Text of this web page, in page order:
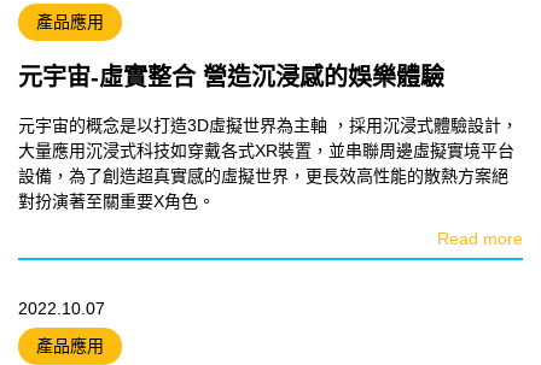
產品應用
元宇宙-虛實整合 營造沉浸感的娛樂體驗
元宇宙的概念是以打造3D虛擬世界為主軸 ，採用沉浸式體驗設計，
大量應用沉浸式科技如穿戴各式XR裝置，並串聯周邊虛擬實境平台
設備，為了創造超真實感的虛擬世界，更長效高性能的散熱方案絕
對扮演著至關重要X角色。
Read more
2022.10.07
產品應用